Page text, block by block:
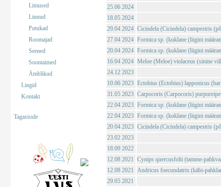
Limused
Linnud
Putukad
Roomajad
Seened
Soontaimed
Ämblikud
Lingid
Kontakt
Tagasiside
25.06 2024
18.05 2024
29.04 2024 Cicindela (Cicindela) campestris
27.04 2024 Formica sp. (kuklane (liigini
20.04 2024 Formica sp. (kuklane (liigini
16.04 2024 Meloe (Meloe) violaceus (sinine
24.12 2023
10.06 2023 Ectobius (Ectobius) lapponicus
31.05 2023 Carpocoris (Carpocoris)
22.04 2023 Formica sp. (kuklane (liigini
22.04 2023 Formica sp. (kuklane (liigini
20.04 2023 Cicindela (Cicindela) campestris
23.02 2023
18.09 2022
12.08 2021 Cynips quercusfolii (tamme-
12.08 2021 Andricus foecundatrix (käbi-
29.05 2021